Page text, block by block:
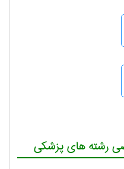
رشته های پزشکی